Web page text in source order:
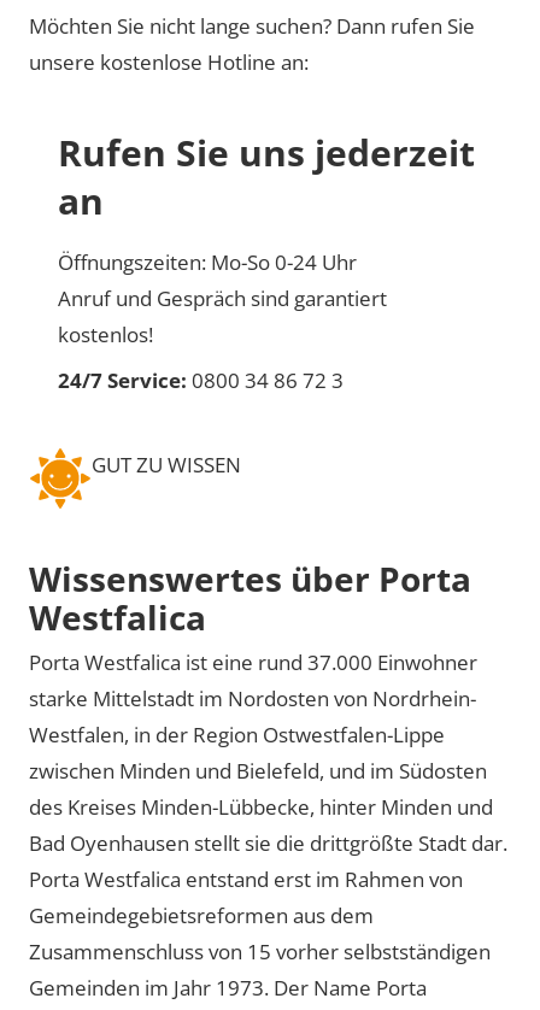
Möchten Sie nicht lange suchen? Dann rufen Sie
unsere kostenlose Hotline an:
Rufen Sie uns jederzeit
an
Öffnungszeiten: Mo-So 0-24 Uhr
Anruf und Gespräch sind garantiert
kostenlos!
24/7 Service: 0800 34 86 72 3
GUT ZU WISSEN
Wissenswertes über Porta
Westfalica
Porta Westfalica ist eine rund 37.000 Einwohner
starke Mittelstadt im Nordosten von Nordrhein-
Westfalen, in der Region Ostwestfalen-Lippe
zwischen Minden und Bielefeld, und im Südosten
des Kreises Minden-Lübbecke, hinter Minden und
Bad Oyenhausen stellt sie die drittgrößte Stadt dar.
Porta Westfalica entstand erst im Rahmen von
Gemeindegebietsreformen aus dem
Zusammenschluss von 15 vorher selbstständigen
Gemeinden im Jahr 1973. Der Name Porta